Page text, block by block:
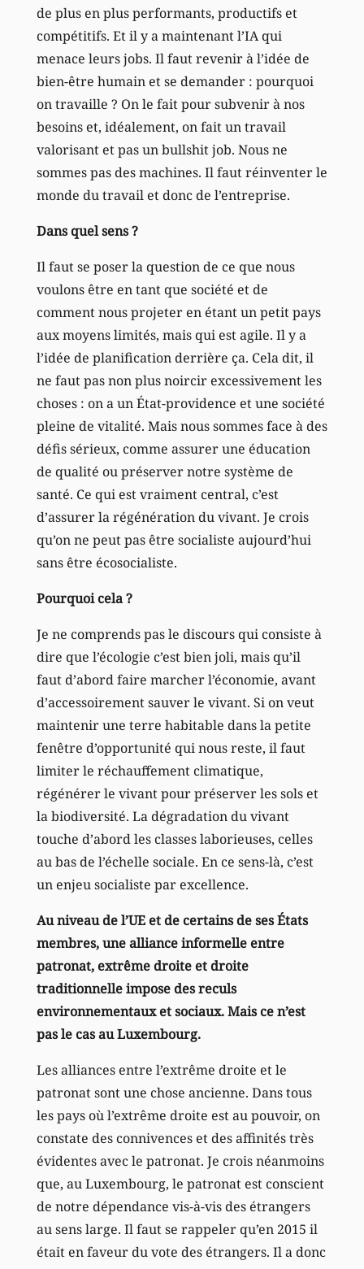
de plus en plus performants, productifs et
compétitifs. Et il y a maintenant l’IA qui
menace leurs jobs. Il faut revenir à l’idée de
bien-être humain et se demander : pourquoi
on travaille ? On le fait pour subvenir à nos
besoins et, idéalement, on fait un travail
valorisant et pas un bullshit job. Nous ne
sommes pas des machines. Il faut réinventer le
monde du travail et donc de l’entreprise.
Dans quel sens ?
Il faut se poser la question de ce que nous
voulons être en tant que société et de
comment nous projeter en étant un petit pays
aux moyens limités, mais qui est agile. Il y a
l’idée de planification derrière ça. Cela dit, il
ne faut pas non plus noircir excessivement les
choses : on a un État-providence et une société
pleine de vitalité. Mais nous sommes face à des
défis sérieux, comme assurer une éducation
de qualité ou préserver notre système de
santé. Ce qui est vraiment central, c’est
d’assurer la régénération du vivant. Je crois
qu’on ne peut pas être socialiste aujourd’hui
sans être écosocialiste.
Pourquoi cela ?
Je ne comprends pas le discours qui consiste à
dire que l’écologie c’est bien joli, mais qu’il
faut d’abord faire marcher l’économie, avant
d’accessoirement sauver le vivant. Si on veut
maintenir une terre habitable dans la petite
fenêtre d’opportunité qui nous reste, il faut
limiter le réchauffement climatique,
régénérer le vivant pour préserver les sols et
la biodiversité. La dégradation du vivant
touche d’abord les classes laborieuses, celles
au bas de l’échelle sociale. En ce sens-là, c’est
un enjeu socialiste par excellence.
Au niveau de l’UE et de certains de ses États
membres, une alliance informelle entre
patronat, extrême droite et droite
traditionnelle impose des reculs
environnementaux et sociaux. Mais ce n’est
pas le cas au Luxembourg.
Les alliances entre l’extrême droite et le
patronat sont une chose ancienne. Dans tous
les pays où l’extrême droite est au pouvoir, on
constate des connivences et des affinités très
évidentes avec le patronat. Je crois néanmoins
que, au Luxembourg, le patronat est conscient
de notre dépendance vis-à-vis des étrangers
au sens large. Il faut se rappeler qu’en 2015 il
était en faveur du vote des étrangers. Il a donc